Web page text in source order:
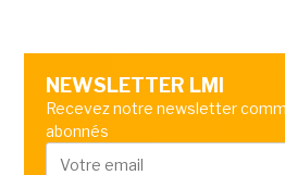
NEWSLETTER LMI
Recevez notre newsletter
abonnés